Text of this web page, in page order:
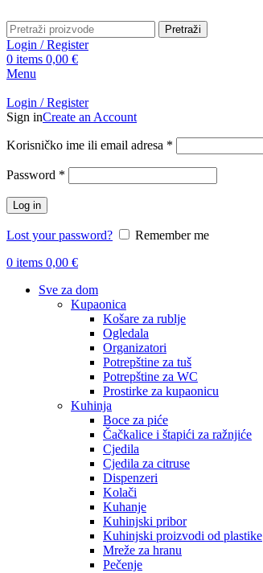
Pretraži
Login / Register
0 items 0,00 €
Menu
Login / Register
Sign inCreate an Account
Korisničko ime ili email adresa *
Password *
Log in
Lost your password?
Remember me
0 items 0,00 €
Sve za dom
Kupaonica
Košare za rublje
Ogledala
Organizatori
Potrepštine za tuš
Potrepštine za WC
Prostirke za kupaonicu
Kuhinja
Boce za piće
Čačkalice i štapići za ražnjiće
Cjedila
Cjedila za citruse
Dispenzeri
Kolači
Kuhanje
Kuhinjski pribor
Kuhinjski proizvodi od plastike
Mreže za hranu
Pečenje